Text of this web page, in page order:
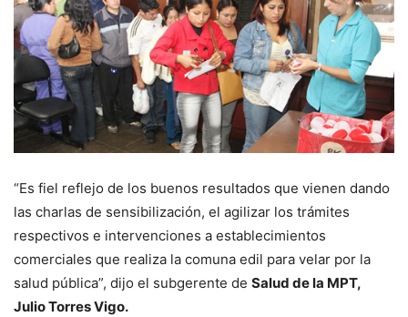
“Es fiel reflejo de los buenos resultados que vienen dando
las charlas de sensibilización, el agilizar los trámites
respectivos e intervenciones a establecimientos
comerciales que realiza la comuna edil para velar por la
salud pública”, dijo el subgerente de Salud de la MPT,
Julio Torres Vigo.